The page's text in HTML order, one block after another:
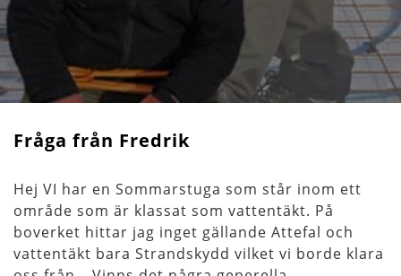
Fråga från Fredrik
Hej VI har en Sommarstuga som står inom ett
område som är klassat som vattentäkt. På
boverket hittar jag inget gällande Attefal och
vattentäkt bara Strandskydd vilket vi borde klara